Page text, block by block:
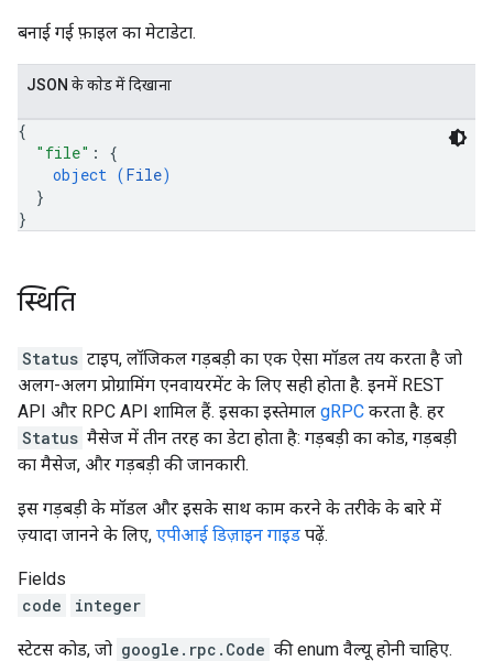
बनाई गई फ़ाइल का मेटाडेटा.
JSON के काेड में दिखाना
{
"file" : {
object (File)
}
}
स्थिति
Status टाइप, लॉजिकल गड़बड़ी का एक ऐसा मॉडल तय करता है जो
अलग-अलग प्रोग्रामिंग एनवायरमेंट के लिए सही होता है. इनमें REST
API और RPC API शामिल हैं. इसका इस्तेमाल gRPC करता है. हर
Status मैसेज में तीन तरह का डेटा होता है: गड़बड़ी का कोड, गड़बड़ी
का मैसेज, और गड़बड़ी की जानकारी.
इस गड़बड़ी के मॉडल और इसके साथ काम करने के तरीके के बारे में
ज़्यादा जानने के लिए, एपीआई डिज़ाइन गाइड पढ़ें.
Fields
code
integer
स्टेटस कोड, जो google.rpc.Code की enum वैल्यू होनी चाहिए.